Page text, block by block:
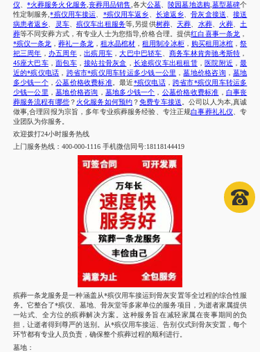
仪
*火葬服务火化服务, 丧葬用品销售 ,各大公墓 、陵园墓地选购, 墓型墓碑个
性定制服务 ,*殡仪用车接运 *殡仪用车返乡 长途返乡 、骨灰盒接送 、接送
病患者返乡
灵车、 殡仪车出租服务等 ,另提供树葬、天葬 水葬、 火葬
土
葬等不同安葬方式，有专业人士为您指导,价格合理 。提供红白喜事一条龙
*殡仪一条龙 ，葬礼一条龙， 租水晶棺材 ，租用制冷冰柜， 购买租用冰棺 ，祭
祀三周年
办五周年，出殡用车 ，大巴中巴轿车 商务车林肯奔驰考斯特
45座大巴车，面包车，接站拉骨灰盒 长途殡仪车出租租赁， 医院附近 ，最
近的*殡仪电话
跨省市*殡仪用车转运多少钱一公里 ，墓地价格咨询，墓地
多少钱一个，公墓价格收费标准。最近*殡仪电话，跨省市*殡仪用车转运多
少钱一公里 ，墓地价格咨询 墓地多少钱一个 公墓价格收费标准
白事丧
葬服务流程有哪些？ 火化服务如何预约 ？免费专车接送 。公司以人为本 ,真诚
做事,合理回报为宗旨，多年专业殡葬服务经验、专注正规白事葬礼礼仪
、专
业团队为你服务。
欢迎拨打24小时服务热线
上门服务热线： 400-000-1116 手机微信同号:18118144419
殡葬一条龙服务是一种涵盖从*殡仪用车接运到骨灰安置等全过程的综合性服
务。它整合了*殡仪、墓地、骨灰堂等多家单位的服务项目，为逝者家属提供
一站式、全方位的殡葬解决方案。这种服务旨在减轻家属在丧事期间的负
担，让逝者得到尊严的送别。从*殡仪用车接运、告别仪式到骨灰安置，每个
环节都有专业人员负责，确保整个殡葬过程的顺利进行。
墓地：